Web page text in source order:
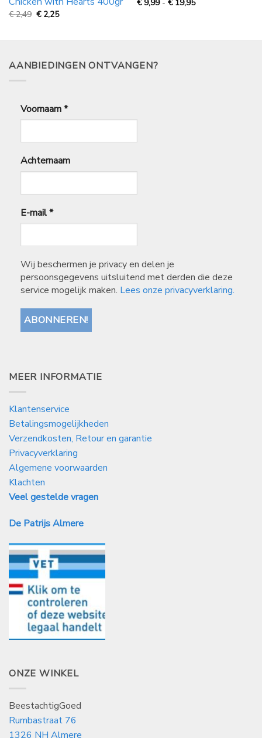
€2,49 Oorspronkelijke
prijs
2,49.
€ 2,25Huidige
2,25.
€9,99 - € 19,95
19,95
AANBIEDINGEN ONTVANGEN?
Voornaam*
Achternaam
E-mail*
Wij beschermen je privacy en delen je
persoonsgegevens uitsluitend met derden die deze
service mogelijk maken. Lees onze privacyverklaring.
MEER INFORMATIE
Klantenservice
Betalingsmogelijkheden
Verzendkosten, Retour en garantie
Privacyverklaring
Algemene voorwaarden
Klachten
Veel gestelde vragen
De Patrijs Almere
ONZE WINKEL
BeestachtigGoed
Rumbastraat 76
1326 NH Almere